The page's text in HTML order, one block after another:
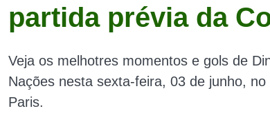
partida prévia da
Veja os melhotres momentos e gols de
Nações nesta sexta-feira, 03 de junho,
Paris.